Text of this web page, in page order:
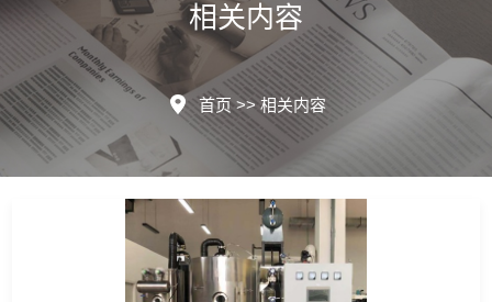
相关内容
首页>>相关内容